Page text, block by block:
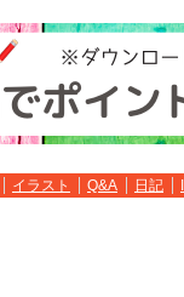
イラスト Q&A 日記